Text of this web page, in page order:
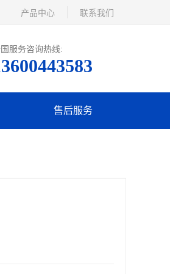
联系我们
产品中心
服务咨询热线:
售后服务